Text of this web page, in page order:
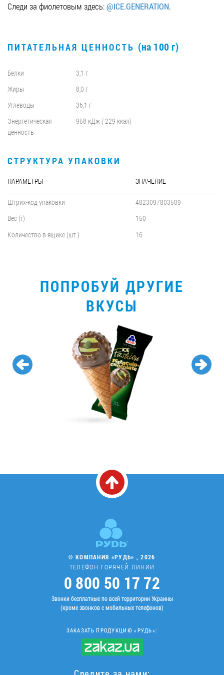
Следи за фиолетовым здесь:@ICE.GENERATION.
ПИТАТЕЛЬНАЯ ЦЕННОСТЬ (на 100 г)
Белки
3,1 г
Жиры
8,0 г
Углеводы
36,1 г
Энергетическая
ценность
958 кДж ( 229 ккал)
СТРУКТУРА УПАКОВКИ
ПАРАМЕТРЫ ЗНАЧЕНИЕ
Штрих-код упаковки
4823097803509
Вес (г)
150
Количество в ящике (шт.)
16
ПОПРОБУЙ ДРУГИЕ
ВКУСЫ
© КОМПАНИЯ «РУДЬ» , 2026
ТЕЛЕФОН ГОРЯЧЕЙ ЛИНИИ
0 800 50 17 72
Звонки бесплатные по всей территории Украины
(кроме звонков с мобильных телефонов)
ЗАКАЗАТЬ ПРОДУКЦИЮ «РУДЬ»: